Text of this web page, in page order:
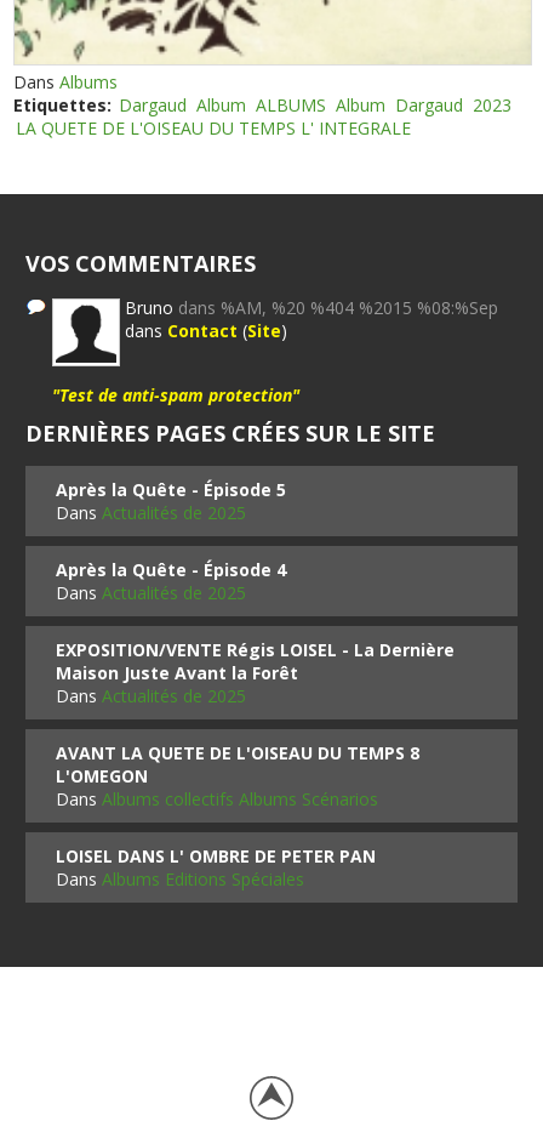
DansAlbums
Etiquettes: Dargaud Album ALBUMS Album Dargaud 2023
LA QUETE DE L'OISEAU DU TEMPS L' INTEGRALE
VOS COMMENTAIRES
Bruno dans %AM, %20 %404 %2015 %08:%Sep
dans Contact (Site)
"Test de anti-spam protection"
DERNIÈRES PAGES CRÉES SUR LE SITE
Après la Quête - Épisode 5
DansActualités de 2025
Après la Quête - Épisode 4
DansActualités de 2025
EXPOSITION/VENTE Régis LOISEL - La Dernière
Maison Juste Avant la Forêt
DansActualités de 2025
AVANT LA QUETE DE L'OISEAU DU TEMPS 8
L'OMEGON
DansAlbums collectifs Albums Scénarios
LOISEL DANS L' OMBRE DE PETER PAN
DansAlbums Editions Spéciales